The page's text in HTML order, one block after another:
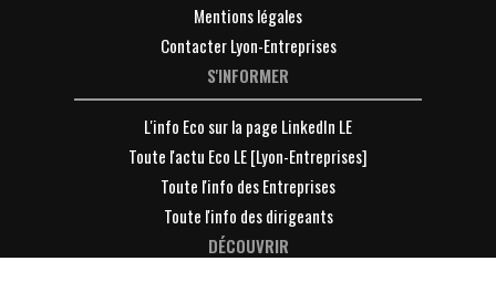
Mentions légales
Contacter Lyon-Entreprises
S'INFORMER
L'info Eco sur la page LinkedIn LE
Toute l'actu Eco LE [Lyon-Entreprises]
Toute l'info des Entreprises
Toute l'info des dirigeants
DÉCOUVRIR